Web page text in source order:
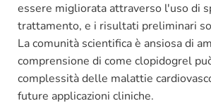
essere migliorata attraverso l'uso di
trattamento, e i risultati preliminari
La comunità scientifica è ansiosa di
comprensione di come clopidogrel
complessità delle malattie
future applicazioni cliniche.